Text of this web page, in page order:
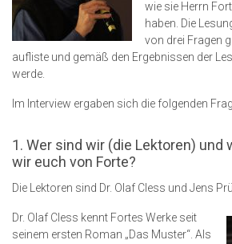
wie sie Herrn
haben. Die
von drei Fragen
aufliste und gemäß den Ergebnissen der
werde.
Im Interview ergaben sich die folgenden
1. Wer sind wir (die Lektoren) und
wir euch von Forte?
Die Lektoren sind Dr. Olaf Cless und Jens
Dr. Olaf Cless kennt Fortes Werke seit
seinem ersten Roman „Das Muster“. Als